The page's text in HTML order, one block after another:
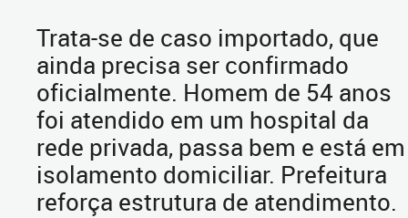
Trata-se de caso importado, que
ainda precisa ser confirmado
oficialmente. Homem de 54 anos
foi atendido em um hospital da
rede privada, passa bem e está em
isolamento domiciliar. Prefeitura
reforça estrutura de atendimento.